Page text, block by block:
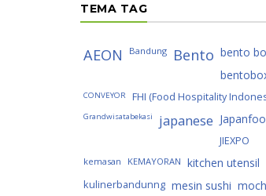
TEMA TAG
AEON Bandung Bento bento
CONVEYOR FHI (Food Hospitality
Grandwisatabekasi japanese
JIEXPO
kemasan KEMAYORAN kitchen utensil
kulinerbandunng mesin sushi